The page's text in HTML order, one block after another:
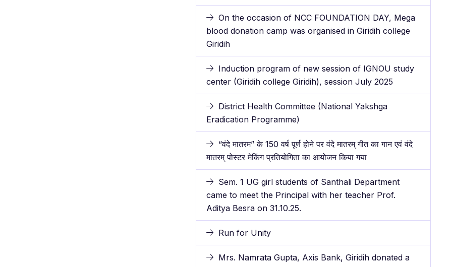
On the occasion of NCC FOUNDATION DAY, Mega
blood donation camp was organised in Giridih college
Giridih
Induction program of new session of IGNOU study
center (Giridih college Giridih), session July 2025
District Health Committee (National Yakshga
Eradication Programme)
“वंदे मातरम” के 150 वर्ष पूर्ण होने पर वंदे मातरम् गीत का गान एवं वंदे
मातरम् पोस्टर मेकिंग प्रतियोगिता का आयोजन किया गया
Sem. 1 UG girl students of Santhali Department
came to meet the Principal with her teacher Prof.
Aditya Besra on 31.10.25.
Run for Unity
Mrs. Namrata Gupta, Axis Bank, Giridih donated a